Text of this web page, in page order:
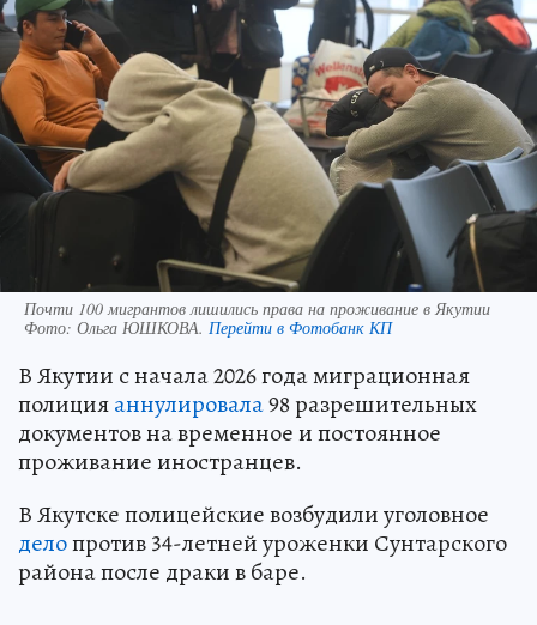
Почти 100 мигрантов лишились права на проживание в Якутии
Фото: Ольга ЮШКОВА. Перейти в Фотобанк КП
В Якутии с начала 2026 года миграционная
полицияаннулировала98 разрешительных
документов на временное и постоянное
проживание иностранцев.
В Якутске полицейские возбудили уголовное
делопротив 34-летней уроженки Сунтарского
района после драки в баре.